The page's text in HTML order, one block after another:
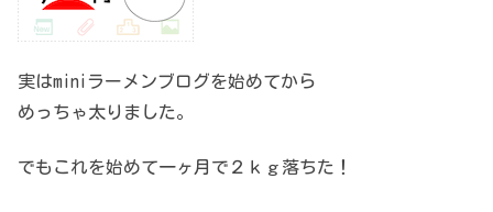
実はminiラーメンブログを始めてから
めっちゃ太りました。
でもこれを始めて一ヶ月で２ｋｇ落ちた！